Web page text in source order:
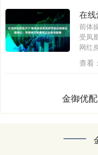
前体
受凤
网红
亲为
查看：
金御优